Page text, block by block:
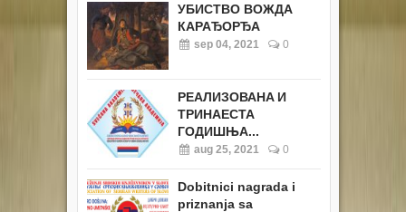
УБИСТВО ВОЖДА
КАРАЂОРЂА
sep 04, 2021 0
РЕАЛИЗОВАНA И
ТРИНАЕСТА
ГОДИШЊА...
aug 25, 2021 0
Dobitnici nagrada i
priznanja sa